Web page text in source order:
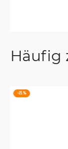
Häufig
-21 %